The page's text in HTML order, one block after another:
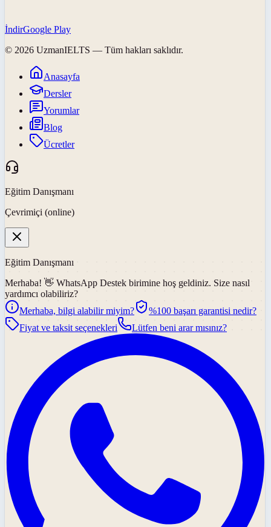
İndirGoogle Play
© 2026 UzmanIELTS — Tüm hakları saklıdır.
Anasayfa
Dersler
Yorumlar
Blog
Ücretler
Eğitim Danışmanı
Çevrimiçi (online)
Eğitim Danışmanı
Merhaba! 👋 WhatsApp Destek birimine hoş geldiniz. Size nasıl
yardımcı olabiliriz?
Merhaba, bilgi alabilir miyim?
%100 başarı garantisi nedir?
Fiyat ve taksit seçenekleri
Lütfen beni arar mısınız?